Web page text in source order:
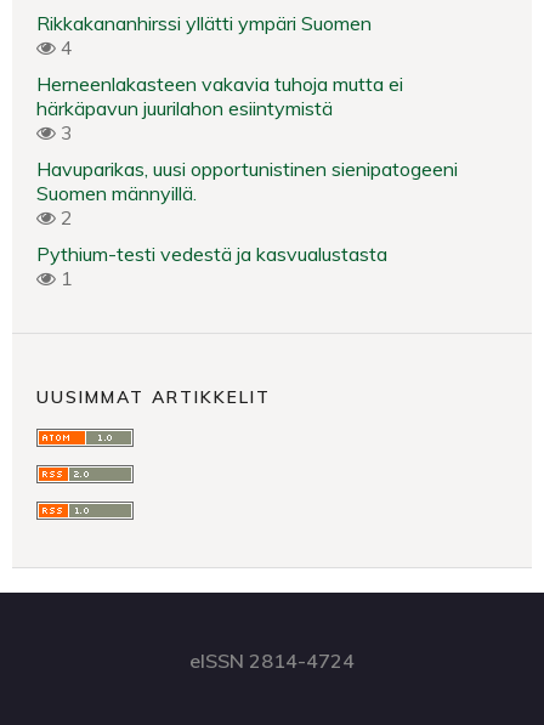
Rikkakananhirssi yllätti ympäri Suomen
4
Herneenlakasteen vakavia tuhoja mutta ei
härkäpavun juurilahon esiintymistä
3
Havuparikas, uusi opportunistinen sienipatogeeni
Suomen männyillä.
2
Pythium-testi vedestä ja kasvualustasta
1
UUSIMMAT ARTIKKELIT
eISSN 2814-4724